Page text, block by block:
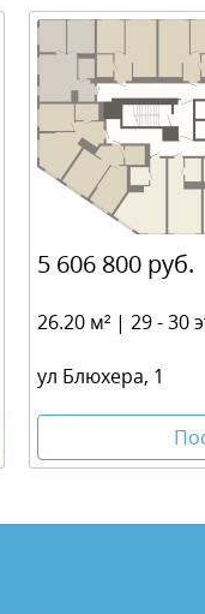
5 606 800 руб.
26.20 м² | 29 - 30
ул Блюхера, 1